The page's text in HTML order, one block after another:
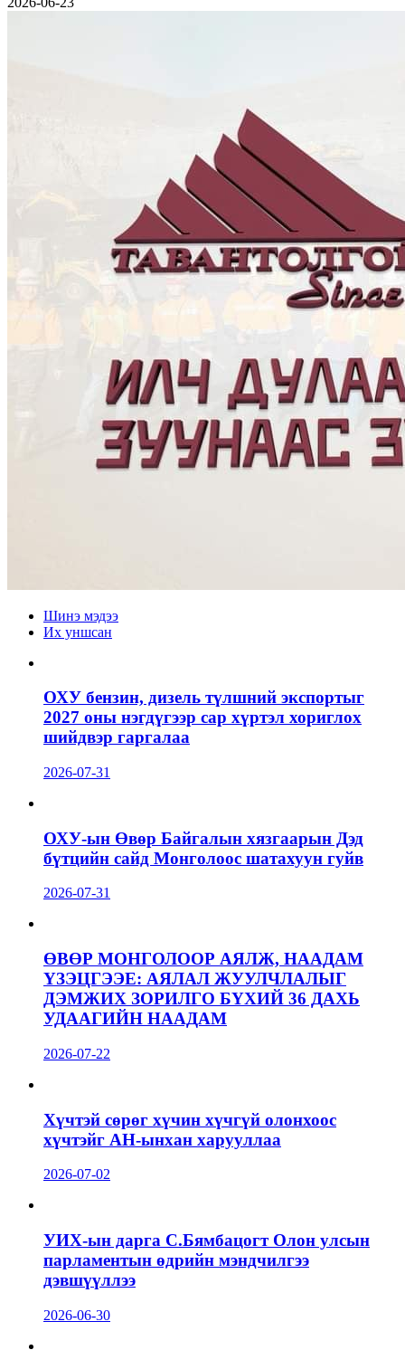
Шинэ мэдээ
Их уншсан
ОХУ бензин, дизель түлшний экспортыг
2027 оны нэгдүгээр сар хүртэл хориглох
шийдвэр гаргалаа
2026-07-31
ОХУ-ын Өвөр Байгалын хязгаарын Дэд
бүтцийн сайд Монголоос шатахуун гуйв
2026-07-31
ӨВӨР МОНГОЛООР АЯЛЖ, НААДАМ
ҮЗЭЦГЭЭЕ: АЯЛАЛ ЖУУЛЧЛАЛЫГ
ДЭМЖИХ ЗОРИЛГО БҮХИЙ 36 ДАХЬ
УДААГИЙН НААДАМ
2026-07-22
Хүчтэй сөрөг хүчин хүчгүй олонхоос
хүчтэйг АН-ынхан харууллаа
2026-07-02
УИХ-ын дарга С.Бямбацогт Олон улсын
парламентын өдрийн мэндчилгээ
дэвшүүллээ
2026-06-30